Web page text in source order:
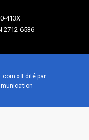
413X
2712-6536
» Edité par